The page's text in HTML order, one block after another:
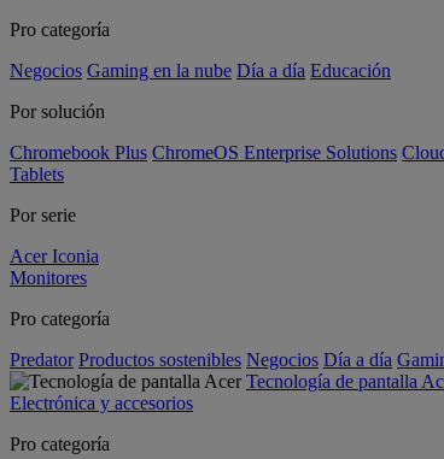
Pro categoría
Negocios Gaming en la nube Día a día Educación
Por solución
Chromebook Plus ChromeOS Enterprise Solutions
Tablets
Por serie
Acer Iconia
Monitores
Pro categoría
Predator Productos sostenibles Negocios Día a día
Tecnología de pantalla
Electrónica y accesorios
Pro categoría